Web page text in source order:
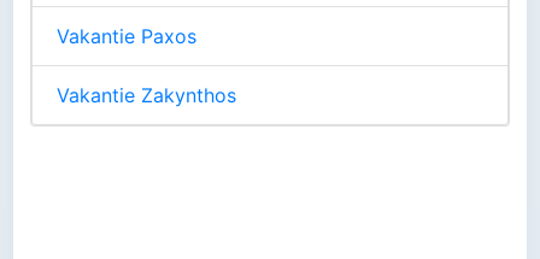
Vakantie Paxos
Vakantie Zakynthos